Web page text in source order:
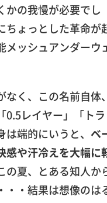
かの我慢が必要でし
ちょっとした革命が
メッシュアンダーウ
なく、この名前自体
0.5レイヤー」「トラ
端的にいうと、 ベ
感や汗冷えを大幅に
の夏、とある知人か
・・結果は想像のは